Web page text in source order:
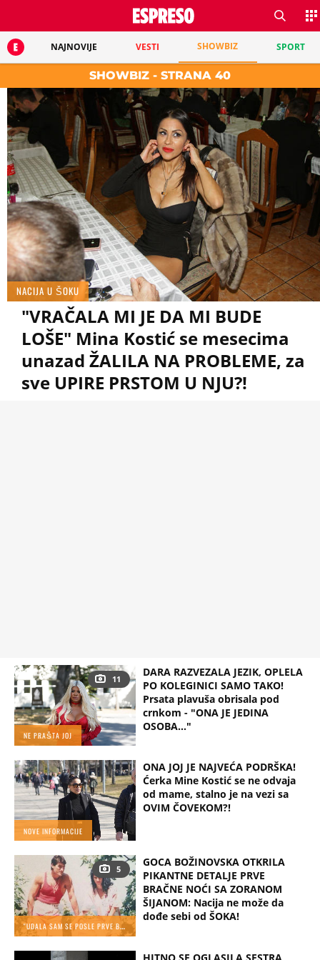
NAJNOVIJE VESTI SHOWBIZ SPORT
SHOWBIZ - STRANA 40
NACIJA U ŠOKU
"VRAČALA MI JE DA MI BUDE
LOŠE" Mina Kostić se mesecima
unazad ŽALILA NA PROBLEME, za
sve UPIRE PRSTOM U NJU?!
11
NE PRAŠTA JOJ
DARA RAZVEZALA JEZIK, OPLELA
PO KOLEGINICI SAMO TAKO!
Prsata plavuša obrisala pod
crnkom - "ONA JE JEDINA
OSOBA..."
NOVE INFORMACIJE
ONA JOJ JE NAJVEĆA PODRŠKA!
Ćerka Mine Kostić se ne odvaja
od mame, stalno je na vezi sa
OVIM ČOVEKOM?!
5
"
UDALA SAM SE POSLE PRVE BRAČNE NOĆI"
GOCA BOŽINOVSKA OTKRILA
PIKANTNE DETALJE PRVE
BRAČNE NOĆI SA ZORANOM
ŠIJANOM: Nacija ne može da
dođe sebi od ŠOKA!
HITNO SE OGLASILA SESTRA